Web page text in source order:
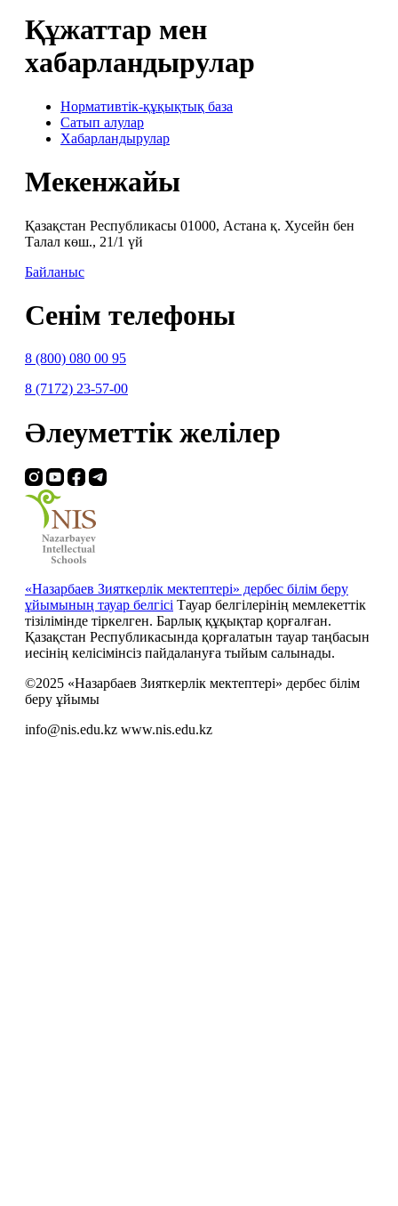
Құжаттар мен
хабарландырулар
Нормативтік-құқықтық база
Сатып алулар
Хабарландырулар
Мекенжайы
Қазақстан Республикасы 01000, Астана қ. Хусейн бен
Талал көш., 21/1 үй
Байланыс
Сенім телефоны
8 (800) 080 00 95
8 (7172) 23-57-00
Әлеуметтік желілер
«Назарбаев Зияткерлік мектептері» дербес білім беру
ұйымының тауар белгісі Тауар белгілерінің мемлекеттік
тізілімінде тіркелген. Барлық құқықтар қорғалған.
Қазақстан Республикасында қорғалатын тауар таңбасын
иесiнiң келiсiмiнсiз пайдалануға тыйым салынады.
©2025 «Назарбаев Зияткерлік мектептері» дербес білім
беру ұйымы
info@nis.edu.kz www.nis.edu.kz